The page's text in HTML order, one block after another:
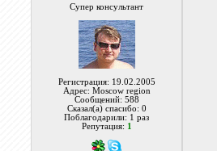
Супер консультант
Регистрация: 19.02.2005
Адрес: Moscow region
Сообщений: 588
Сказал(а) спасибо: 0
Поблагодарили: 1 раз
Репутация: 1